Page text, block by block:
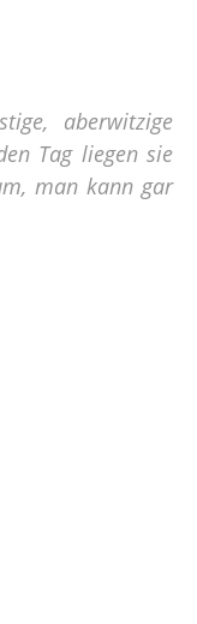
aberwitzige
Tag liegen sie
man kann gar